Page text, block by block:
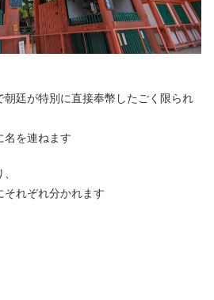
廷が特別に直接奉幣したごく限られ
名を連ねます
それぞれ分かれます